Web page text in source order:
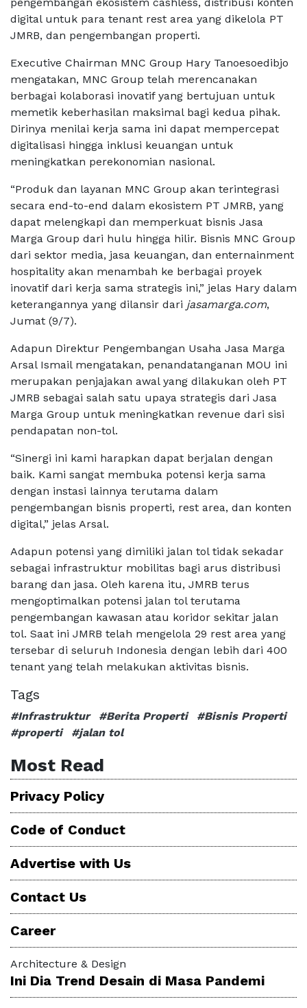
digital untuk para tenant rest area yang dikelola PT
JMRB, dan pengembangan properti.
Executive Chairman MNC Group Hary Tanoesoedibjo
mengatakan, MNC Group telah merencanakan
berbagai kolaborasi inovatif yang bertujuan untuk
memetik keberhasilan maksimal bagi kedua pihak.
Dirinya menilai kerja sama ini dapat mempercepat
digitalisasi hingga inklusi keuangan untuk
meningkatkan perekonomian nasional.
“Produk dan layanan MNC Group akan terintegrasi
secara end-to-end dalam ekosistem PT JMRB, yang
dapat melengkapi dan memperkuat bisnis Jasa
Marga Group dari hulu hingga hilir. Bisnis MNC Group
dari sektor media, jasa keuangan, dan enternainment
hospitality akan menambah ke berbagai proyek
inovatif dari kerja sama strategis ini,” jelas Hary dalam
keterangannya yang dilansir dari jasamarga.com,
Jumat (9/7).
Adapun Direktur Pengembangan Usaha Jasa Marga
Arsal Ismail mengatakan, penandatanganan MOU ini
merupakan penjajakan awal yang dilakukan oleh PT
JMRB sebagai salah satu upaya strategis dari Jasa
Marga Group untuk meningkatkan revenue dari sisi
pendapatan non-tol.
“Sinergi ini kami harapkan dapat berjalan dengan
baik. Kami sangat membuka potensi kerja sama
dengan instasi lainnya terutama dalam
pengembangan bisnis properti, rest area, dan konten
digital,” jelas Arsal.
Adapun potensi yang dimiliki jalan tol tidak sekadar
sebagai infrastruktur mobilitas bagi arus distribusi
barang dan jasa. Oleh karena itu, JMRB terus
mengoptimalkan potensi jalan tol terutama
pengembangan kawasan atau koridor sekitar jalan
tol. Saat ini JMRB telah mengelola 29 rest area yang
tersebar di seluruh Indonesia dengan lebih dari 400
tenant yang telah melakukan aktivitas bisnis.
Tags
#Infrastruktur #Berita Properti
#Bisnis Properti
#properti
#jalan tol
Most Read
Privacy Policy
Code of Conduct
Advertise with Us
Contact Us
Career
Architecture & Design
Ini Dia Trend Desain di Masa Pandemi